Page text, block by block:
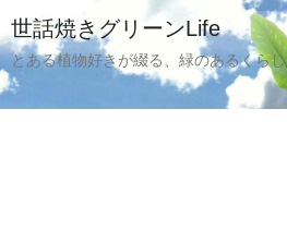
世話焼きグリーンLife
とある植物好きが綴る、緑のあるくらし